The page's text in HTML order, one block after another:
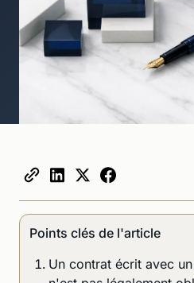
Points clés de l'article
Un contrat écrit avec